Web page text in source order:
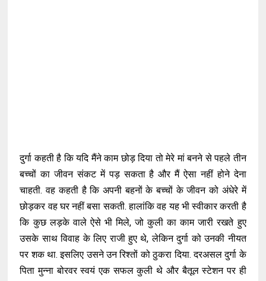
दुर्गा कहती है कि यदि मैंने काम छोड़ दिया तो मेरे मां बनने से पहले तीन
बच्चों का जीवन संकट में पड़ सकता है और मैं ऐसा नहीं होने देना
चाहती. वह कहती है कि अपनी बहनों के बच्चों के जीवन को अंधेरे में
छोड़कर वह घर नहीं बसा सकती. हालांकि वह यह भी स्वीकार करती है
कि कुछ लड़के वाले ऐसे भी मिले, जो कुली का काम जारी रखते हुए
उसके साथ विवाह के लिए राजी हुए थे, लेकिन दुर्गा को उनकी नीयत
पर शक था. इसलिए उसने उन रिश्तों को ठुकरा दिया. दरअसल दुर्गा के
पिता मुन्ना बोरवर स्वयं एक सफल कुली थे और बैतूल स्टेशन पर ही